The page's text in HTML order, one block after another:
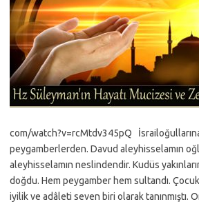
com/watch?v=rcMtdv345pQ
peygamberlerden. Davud aleyhisselamın
aleyhisselamın neslindendir. Kudüs
doğdu. Hem peygamber hem sultandı.
iyilik ve adâleti seven biri olarak tanınmıştı.